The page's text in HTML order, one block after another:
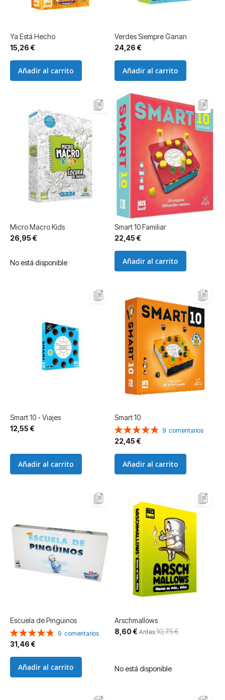
Ya Está Hecho
15,26 €
Añadir al carrito
Verdes Siempre Ganan
24,26 €
Añadir al carrito
Micro Macro Kids
26,95 €
No está disponible
Smart 10 Familiar
22,45 €
Añadir al carrito
Smart 10 - Viajes
12,55 €
Añadir al carrito
Smart 10
Valoración:
98%
9 comentarios
22,45 €
Añadir al carrito
Escuela de Pingüinos
Valoración:
97%
9 comentarios
31,46 €
Añadir al carrito
Arschmallows
Precio
especial
8,60 € Antes10,75 €
No está disponible